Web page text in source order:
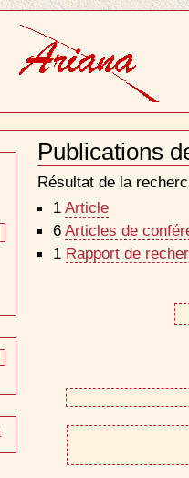
Publications
Document
Actions
Résultat de la
1 Article
6 Articles de
1 Rapport de